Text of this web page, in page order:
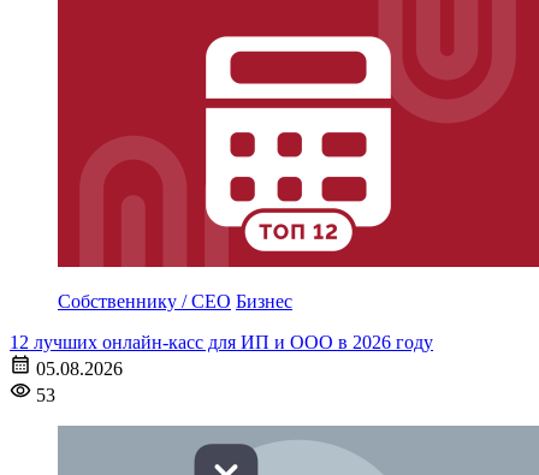
Собственнику / CEO Бизнес
12 лучших онлайн-касс для ИП и ООО в 2026 году
05.08.2026
53